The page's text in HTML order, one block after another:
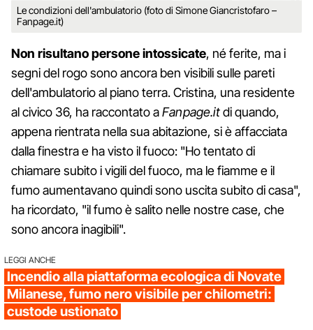
Le condizioni dell'ambulatorio (foto di Simone Giancristofaro –
Fanpage.it)
Non risultano persone intossicate, né ferite, ma i
segni del rogo sono ancora ben visibili sulle pareti
dell'ambulatorio al piano terra. Cristina, una residente
al civico 36, ha raccontato aFanpage.itdi quando,
appena rientrata nella sua abitazione, si è affacciata
dalla finestra e ha visto il fuoco: "Ho tentato di
chiamare subito i vigili del fuoco, ma le fiamme e il
fumo aumentavano quindi sono uscita subito di casa",
ha ricordato, "il fumo è salito nelle nostre case, che
sono ancora inagibili".
LEGGI ANCHE
Incendio alla piattaforma ecologica di Novate
Milanese, fumo nero visibile per chilometri:
custode ustionato